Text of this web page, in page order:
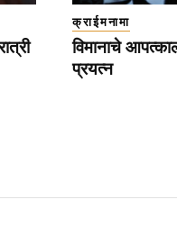
क्राईमनामा
विमानाचे
प्रयत्न